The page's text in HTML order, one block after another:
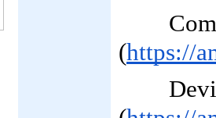
(https://